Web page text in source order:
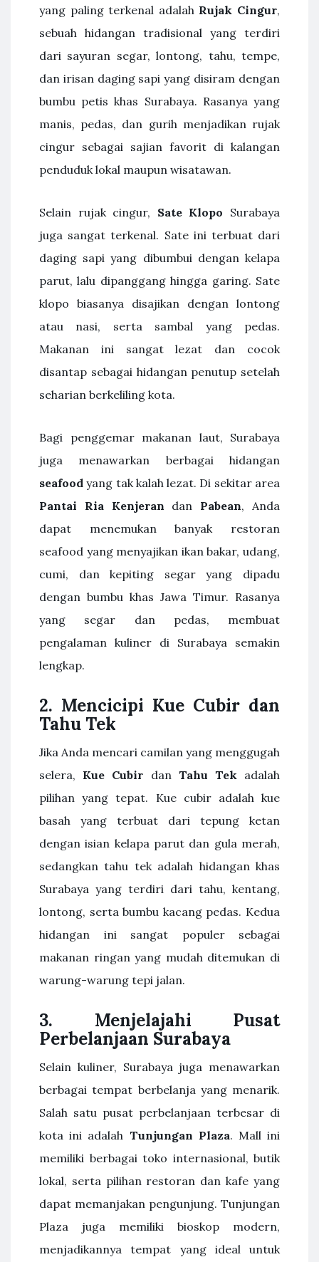
yang paling terkenal adalah Rujak Cingur,
sebuah hidangan tradisional yang terdiri
dari sayuran segar, lontong, tahu, tempe,
dan irisan daging sapi yang disiram dengan
bumbu petis khas Surabaya. Rasanya yang
manis, pedas, dan gurih menjadikan rujak
cingur sebagai sajian favorit di kalangan
penduduk lokal maupun wisatawan.
Selain rujak cingur, Sate Klopo Surabaya
juga sangat terkenal. Sate ini terbuat dari
daging sapi yang dibumbui dengan kelapa
parut, lalu dipanggang hingga garing. Sate
klopo biasanya disajikan dengan lontong
atau nasi, serta sambal yang pedas.
Makanan ini sangat lezat dan cocok
disantap sebagai hidangan penutup setelah
seharian berkeliling kota.
Bagi penggemar makanan laut, Surabaya
juga menawarkan berbagai hidangan
seafood yang tak kalah lezat. Di sekitar area
Pantai Ria Kenjeran dan Pabean, Anda
dapat menemukan banyak restoran
seafood yang menyajikan ikan bakar, udang,
cumi, dan kepiting segar yang dipadu
dengan bumbu khas Jawa Timur. Rasanya
yang segar dan pedas, membuat
pengalaman kuliner di Surabaya semakin
lengkap.
2. Mencicipi Kue Cubir dan
Tahu Tek
Jika Anda mencari camilan yang menggugah
selera, Kue Cubir dan Tahu Tek adalah
pilihan yang tepat. Kue cubir adalah kue
basah yang terbuat dari tepung ketan
dengan isian kelapa parut dan gula merah,
sedangkan tahu tek adalah hidangan khas
Surabaya yang terdiri dari tahu, kentang,
lontong, serta bumbu kacang pedas. Kedua
hidangan ini sangat populer sebagai
makanan ringan yang mudah ditemukan di
warung-warung tepi jalan.
3. Menjelajahi Pusat
Perbelanjaan Surabaya
Selain kuliner, Surabaya juga menawarkan
berbagai tempat berbelanja yang menarik.
Salah satu pusat perbelanjaan terbesar di
kota ini adalah Tunjungan Plaza. Mall ini
memiliki berbagai toko internasional, butik
lokal, serta pilihan restoran dan kafe yang
dapat memanjakan pengunjung. Tunjungan
Plaza juga memiliki bioskop modern,
menjadikannya tempat yang ideal untuk